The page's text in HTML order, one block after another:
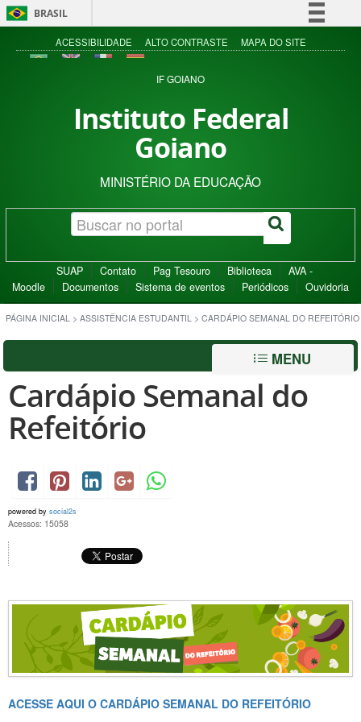
BRASIL
Simplifique!
Acesso à informação
ACESSIBILIDADE ALTO CONTRASTE MAPA DO SITE
IF GOIANO
Instituto Federal
Goiano
MINISTÉRIO DA EDUCAÇÃO
SUAP Contato Pag Tesouro Biblioteca
AVA -
Moodle
Documentos Sistema de eventos Periódicos Ouvidoria
PÁGINA INICIAL > ASSISTÊNCIA ESTUDANTIL > CARDÁPIO SEMANAL DO REFEITÓRIO
MENU
Cardápio Semanal do
Refeitório
powered by social2s
Acessos: 15058
ACESSE AQUI O CARDÁPIO SEMANAL DO REFEITÓRIO